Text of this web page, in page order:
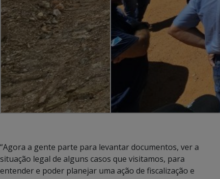
“Agora a gente parte para levantar documentos, ver a
situação legal de alguns casos que visitamos, para
entender e poder planejar uma ação de fiscalização e